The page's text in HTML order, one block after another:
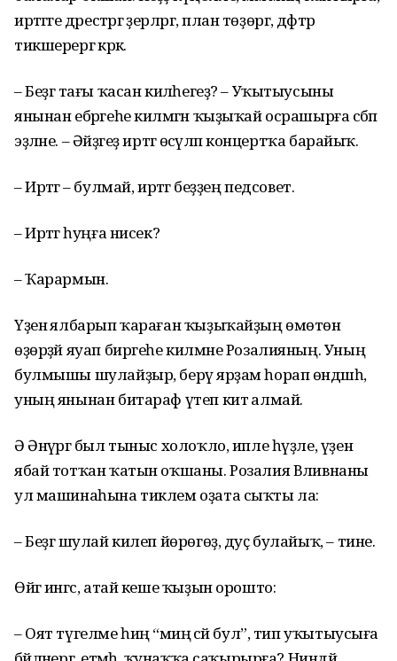
иртәгәге дәрестәргә әҙерләргә, план төҙөргә, дәфтәр
тикшерергә кәрәк.
– Беҙгә тағы ҡасан киләһегеҙ? – Уҡытыусыны
янынан ебәргеһе килмәгән ҡыҙыҡай осрашырға сәбәп
эҙләне. – Әйҙәгеҙ иртәгә өсәүләп концертҡа барайыҡ.
– Иртәгә – булмай, иртәгә беҙҙең педсовет.
– Иртәгә һуңға нисек?
– Ҡарармын.
Үҙенә ялбарып ҡараған ҡыҙыҡайҙың өмөтөн
өҙөрҙәй яуап биргеһе килмәне Розалияның. Уның
булмышы шулайҙыр, берәү ярҙам һорап өндәшһә,
уның янынан битараф үтеп китә алмай.
Ә Әнүәргә был тыныс холоҡло, ипле һүҙле, үҙен
ябай тотҡан ҡатын оҡшаны. Розалия Вәливнаны
ул машинаһына тиклем оҙата сыҡты ла:
– Беҙгә шулай килеп йөрөгөҙ, дуҫ булайыҡ, – тине.
Өйгә ингәс, атай кеше ҡыҙын орошто:
– Оят түгелме һиңә “миңә әсәй бул”, тип уҡытыусыға